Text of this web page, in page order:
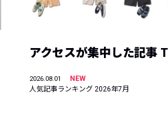
アクセスが集中した記事
2026.08.01
NEW
人気記事ランキング 2026年7月